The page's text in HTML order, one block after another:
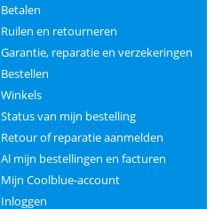
Betalen
Ruilen en retourneren
Garantie, reparatie en verzekeringen
Bestellen
Winkels
Status van mijn bestelling
Retour of reparatie aanmelden
Al mijn bestellingen en facturen
Mijn Coolblue-account
Inloggen